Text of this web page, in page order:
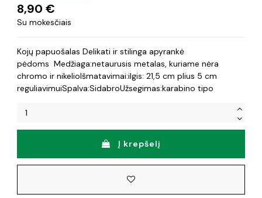
8,90 €
Su mokesčiais
Kojų papuošalas Delikati ir stilinga apyrankė
pėdoms Medžiaga:netaurusis metalas, kuriame nėra
chromo ir nikelioIšmatavimai:ilgis: 21,5 cm plius 5 cm
reguliavimuiSpalva:SidabroUžsegimas:karabino tipo
Į krepšelį